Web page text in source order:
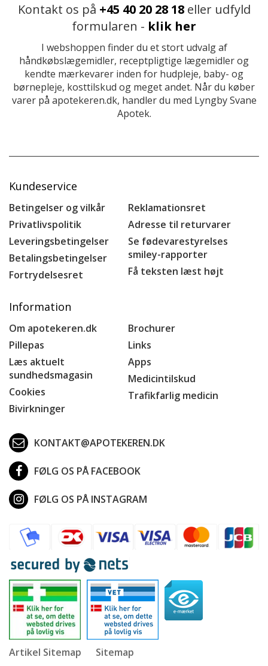
Kontakt os på +45 40 20 28 18eller udfyld
formularen - klik her
I webshoppen finder du et stort udvalg af
håndkøbslægemidler, receptpligtige lægemidler og
kendte mærkevarer inden for hudpleje, baby- og
børnepleje, kosttilskud og meget andet. Når du køber
varer på apotekeren.dk, handler du med Lyngby Svane
Apotek.
Kundeservice
Betingelser og vilkår
Privatlivspolitik
Leveringsbetingelser
Betalingsbetingelser
Fortrydelsesret
Reklamationsret
Adresse til returvarer
Se fødevarestyrelses
smiley-rapporter
Få teksten læst højt
Information
Om apotekeren.dk
Pillepas
Læs aktuelt
sundhedsmagasin
Cookies
Bivirkninger
Brochurer
Links
Apps
Medicintilskud
Trafikfarlig medicin
KONTAKT@APOTEKEREN.DK
FØLG OS PÅ FACEBOOK
FØLG OS PÅ INSTAGRAM
Artikel Sitemap Sitemap